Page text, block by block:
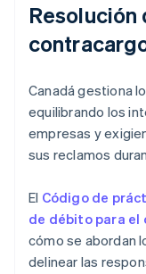
Resolución
Canadá gestiona
equilibrando los
empresas y
sus reclamos
El Código de
de débito para el
cómo se abordan
delinear las